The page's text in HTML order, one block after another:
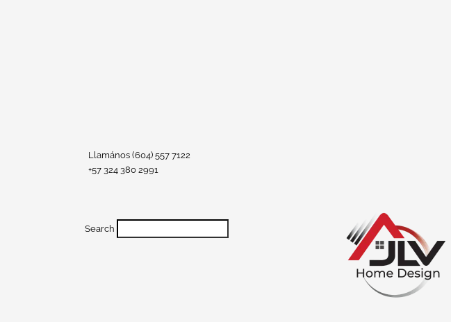
Llamános (604) 557 7122
+57 324 380 2991
Search